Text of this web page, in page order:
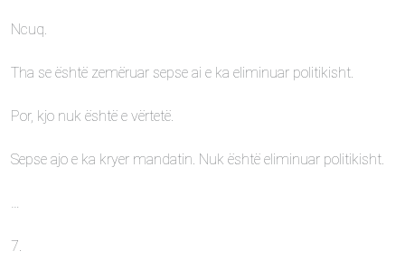
Ncuq.
Tha se është zemëruar sepse ai e ka eliminuar politikisht.
Por, kjo nuk është e vërtetë.
Sepse ajo e ka kryer mandatin. Nuk është eliminuar politikisht.
…
7.